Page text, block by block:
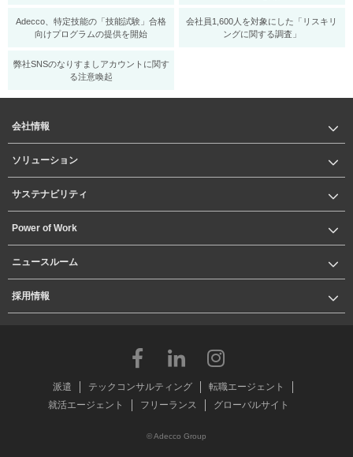
Adecco、特定技能の「技能試験」合格
向けプログラムの提供を開始
会社員1,600人を対象にした「リスキリ
ングに関する調査」
弊社SNSのなりすましアカウントに関す
る注意喚起
会社情報
ソリューション
サステナビリティ
Power of Work
ニュースルーム
採用情報
派遣 テックコンサルティング
転職エージェント
就活エージェント
フリーランス グローバルサイト
© Adecco Group